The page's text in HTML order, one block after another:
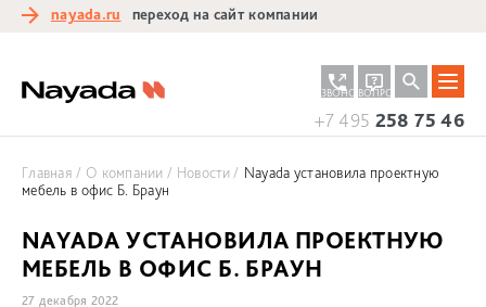
nayada.ru переход на сайт компании
ЗАКАЗАТЬ
ЗВОНОК
ЗАДАТЬ
ВОПРОС
+7 495 258 75 46
Главная О компании Новости
Nayada установила проектную
мебель в офис Б. Браун
NAYADA УСТАНОВИЛА ПРОЕКТНУЮ
МЕБЕЛЬ В ОФИС Б. БРАУН
27 декабря 2022